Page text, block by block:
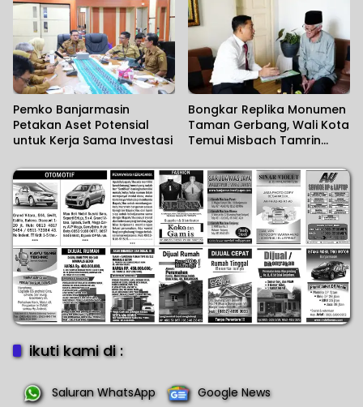
Masyarakat
Pemko Banjarmasin
Petakan Aset Potensial
untuk Kerja Sama Investasi
Bongkar Replika Monumen
Taman Gerbang, Wali Kota
Temui Misbach Tamrin
Maaf
ikuti kami di :
Saluran WhatsApp Google News